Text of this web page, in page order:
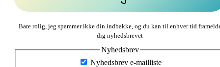
Bare rolig, jeg spammer ikke din indbakke, og du kan til enhver tid
dig nyhedsbrevet
Nyhedsbrev
Nyhedsbrev e-mailliste